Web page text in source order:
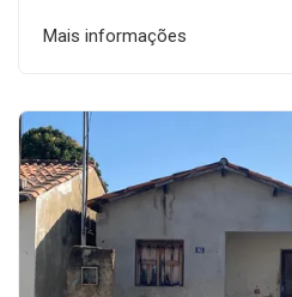
Mais informações